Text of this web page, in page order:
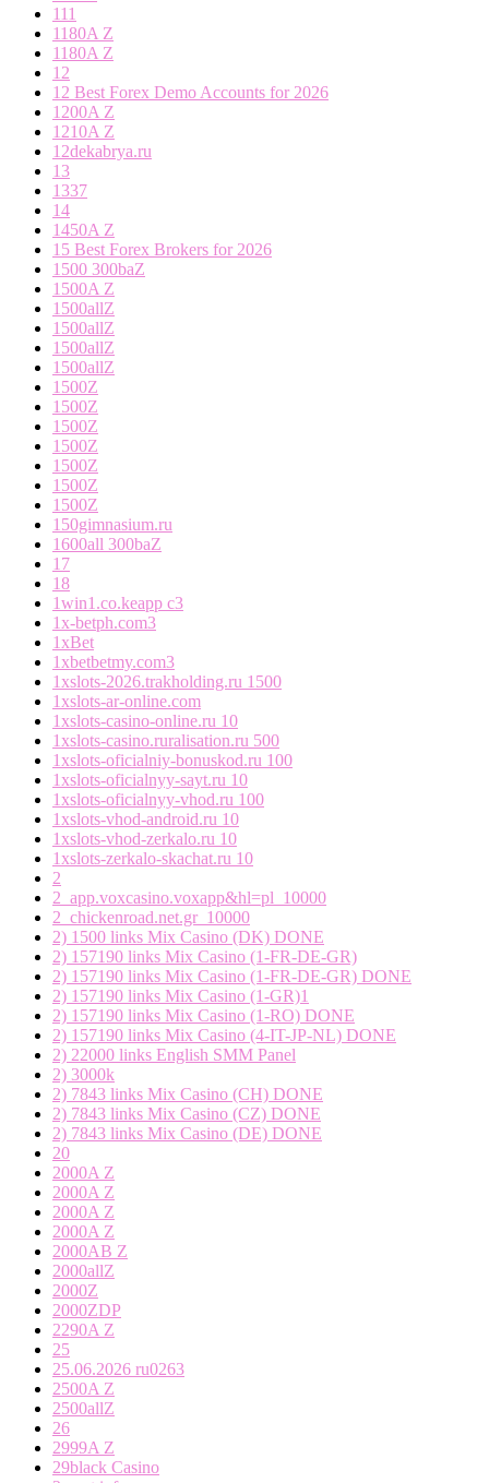
111
1180A Z
1180A Z
12
12 Best Forex Demo Accounts for 2026
1200A Z
1210A Z
12dekabrya.ru
13
1337
14
1450A Z
15 Best Forex Brokers for 2026
1500 300baZ
1500A Z
1500allZ
1500allZ
1500allZ
1500allZ
1500Z
1500Z
1500Z
1500Z
1500Z
1500Z
1500Z
150gimnasium.ru
1600all 300baZ
17
18
1win1.co.keapp c3
1x-betph.com3
1xBet
1xbetbetmy.com3
1xslots-2026.trakholding.ru 1500
1xslots-ar-online.com
1xslots-casino-online.ru 10
1xslots-casino.ruralisation.ru 500
1xslots-oficialniy-bonuskod.ru 100
1xslots-oficialnyy-sayt.ru 10
1xslots-oficialnyy-vhod.ru 100
1xslots-vhod-android.ru 10
1xslots-vhod-zerkalo.ru 10
1xslots-zerkalo-skachat.ru 10
2
2_app.voxcasino.voxapp&hl=pl_10000
2_chickenroad.net.gr_10000
2) 1500 links Mix Casino (DK) DONE
2) 157190 links Mix Casino (1-FR-DE-GR)
2) 157190 links Mix Casino (1-FR-DE-GR) DONE
2) 157190 links Mix Casino (1-GR)1
2) 157190 links Mix Casino (1-RO) DONE
2) 157190 links Mix Casino (4-IT-JP-NL) DONE
2) 22000 links English SMM Panel
2) 3000k
2) 7843 links Mix Casino (CH) DONE
2) 7843 links Mix Casino (CZ) DONE
2) 7843 links Mix Casino (DE) DONE
20
2000A Z
2000A Z
2000A Z
2000A Z
2000AB Z
2000allZ
2000Z
2000ZDP
2290A Z
25
25.06.2026 ru0263
2500A Z
2500allZ
26
2999A Z
29black Casino